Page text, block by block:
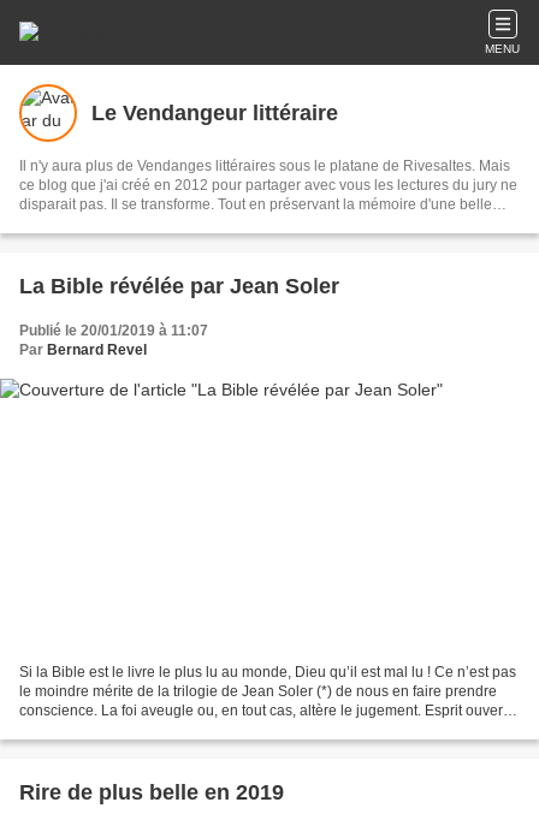
MENU
Le Vendangeur littéraire
Il n'y aura plus de Vendanges littéraires sous le platane de Rivesaltes. Mais
ce blog que j'ai créé en 2012 pour partager avec vous les lectures du jury ne
disparait pas. Il se transforme. Tout en préservant la mémoire d'une belle
qui espère poursuivre avec vous son chemin d'écrivain, de lecteur, de
La Bible révélée par Jean Soler
Publié le 20/01/2019 à 11:07
Par Bernard Revel
Si la Bible est le livre le plus lu au monde, Dieu qu’il est mal lu ! Ce n’est pas
le moindre mérite de la trilogie de Jean Soler (*) de nous en faire prendre
conscience. La foi aveugle ou, en tout cas, altère le jugement. Esprit ouvert
Rire de plus belle en 2019